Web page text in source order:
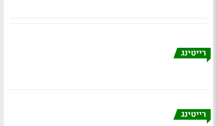
רייטינג
רייטינג